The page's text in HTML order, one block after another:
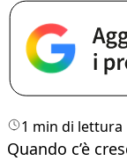
1 min di lettura
Quando c’è